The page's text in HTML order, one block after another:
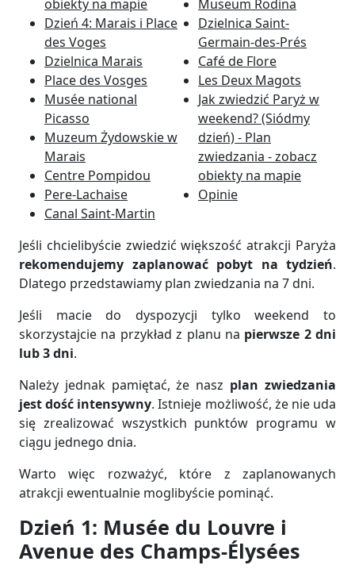
obiekty na mapie
Dzień 4: Marais i Place
des Voges
Dzielnica Marais
Place des Vosges
Musée national
Picasso
Muzeum Żydowskie w
Marais
Centre Pompidou
Pere-Lachaise
Canal Saint-Martin
Museum Rodina
Dzielnica Saint-
Germain-des-Prés
Café de Flore
Les Deux Magots
Jak zwiedzić Paryż w
weekend? (Siódmy
dzień) - Plan
zwiedzania - zobacz
obiekty na mapie
Opinie
Jeśli chcielibyście zwiedzić większość atrakcji Paryża
rekomendujemy zaplanować pobyt na tydzień.
Dlatego przedstawiamy plan zwiedzania na 7 dni.
Jeśli macie do dyspozycji tylko weekend to
skorzystajcie na przykład z planu na pierwsze 2 dni
lub 3 dni.
Należy jednak pamiętać, że nasz plan zwiedzania
jest dość intensywny. Istnieje możliwość, że nie uda
się zrealizować wszystkich punktów programu w
ciągu jednego dnia.
Warto więc rozważyć, które z zaplanowanych
atrakcji ewentualnie moglibyście pominąć.
Dzień 1: Musée du Louvre i
Avenue des Champs-Élysées